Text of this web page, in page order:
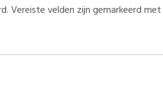
Vereiste velden zijn gemarkeerd met